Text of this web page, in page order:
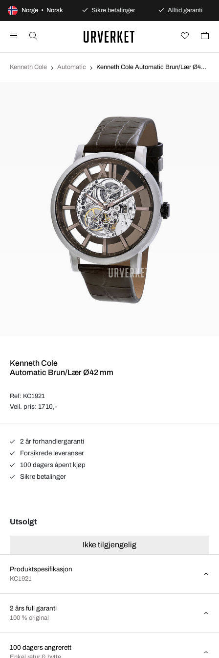
Norge • Norsk
dagers åpent kjøp Sikre betalinger Alltid garanti
Kenneth Cole Automatic Kenneth Cole Automatic Brun/Lær Ø42 mm KC1921
Kenneth Cole
Automatic Brun/Lær Ø42 mm
Ref: KC1921
Veil. pris: 1710,-
2 år forhandlergaranti
Forsikrede leveranser
100 dagers åpent kjøp
Sikre betalinger
Utsolgt
Ikke tilgjengelig
Produktspesifikasjon
KC1921
2 års full garanti
100 % original
100 dagers angrerett